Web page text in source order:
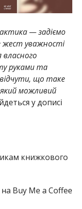
— задіємо
жест уважності
власного
руками та
що таке
можливий
у дописі
книжкового
Buy Me a Coffee